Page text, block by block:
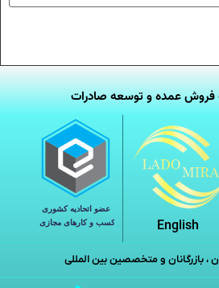
فروش عمده و توسعه صادرات
English
بازرگانان و متخصصین بین المللی